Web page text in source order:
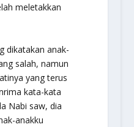
meletakkan
dikatakan anak-
salah, namun
yang terus
kata-kata
Nabi saw, dia
anakku